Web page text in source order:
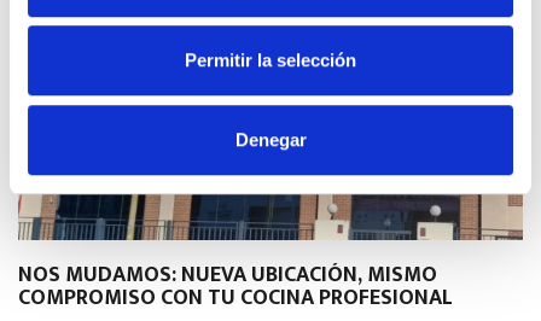
Permitir la selección
Denegar
NOS MUDAMOS: NUEVA UBICACIÓN, MISMO
COMPROMISO CON TU COCINA PROFESIONAL